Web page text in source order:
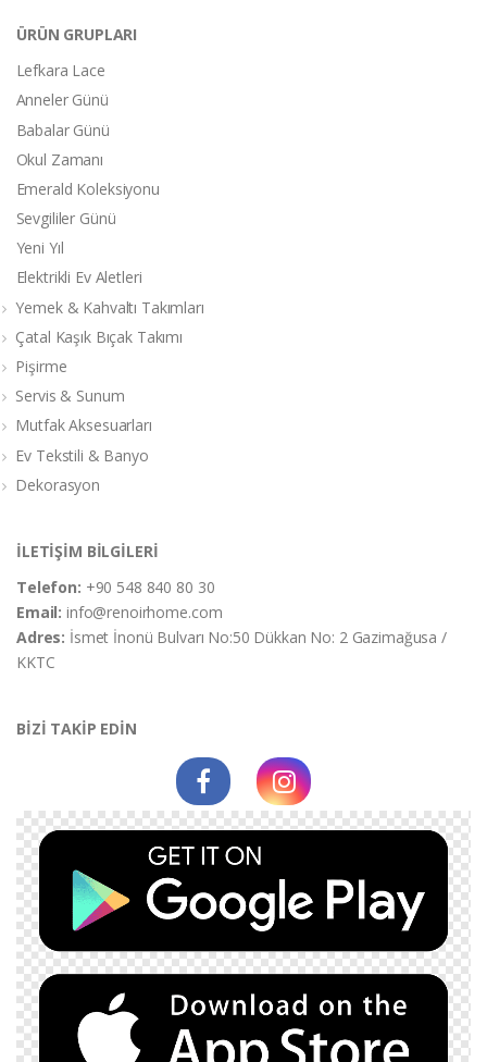
ÜRÜN GRUPLARI
Lefkara Lace
Anneler Günü
Babalar Günü
Okul Zamanı
Emerald Koleksiyonu
Sevgililer Günü
Yeni Yıl
Elektrikli Ev Aletleri
Yemek & Kahvaltı Takımları
Çatal Kaşık Bıçak Takımı
Pişirme
Servis & Sunum
Mutfak Aksesuarları
Ev Tekstili & Banyo
Dekorasyon
İLETİŞİM BİLGİLERİ
Telefon: +90 548 840 80 30
Email:info@renoirhome.com
Adres: İsmet İnonü Bulvarı No:50 Dükkan No: 2 Gazimağusa /
KKTC
BİZİ TAKİP EDİN